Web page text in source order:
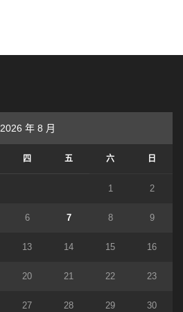
2026 年 8 月
四 五 六 日
1 2
6 7 8 9
13 14 15 16
20 21 22 23
27 28 29 30